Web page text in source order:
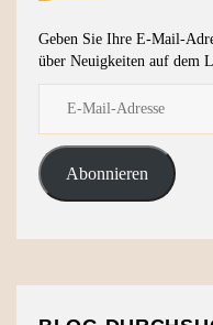
Geben Sie Ihre E-Mail-
über Neuigkeiten auf dem
Abonnieren